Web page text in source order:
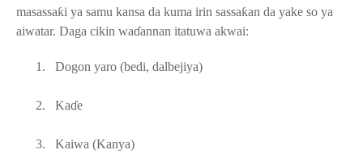
masassaƙi ya samu kansa da kuma irin sassaƙan da yake so ya
aiwatar. Daga cikin waɗannan itatuwa akwai:
1. Dogon yaro (bedi, dalbejiya)
2. Kaɗe
3. Kaiwa (Kanya)